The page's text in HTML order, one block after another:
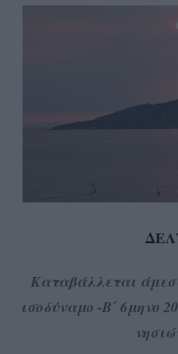
Καταβάλλεται
ισοδύναμο -Β΄ 6μηνο